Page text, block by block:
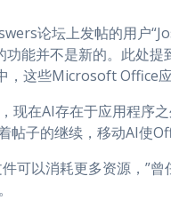
论坛上发帖的用户
功能并不是新的。此处
这些Microsoft Office应
现在AI存在于应用程序
帖子的继续，移动AI使
可以消耗更多资源，”